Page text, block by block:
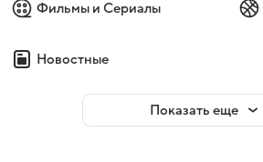
Фильмы и Сериалы
Новостные
Показать еще